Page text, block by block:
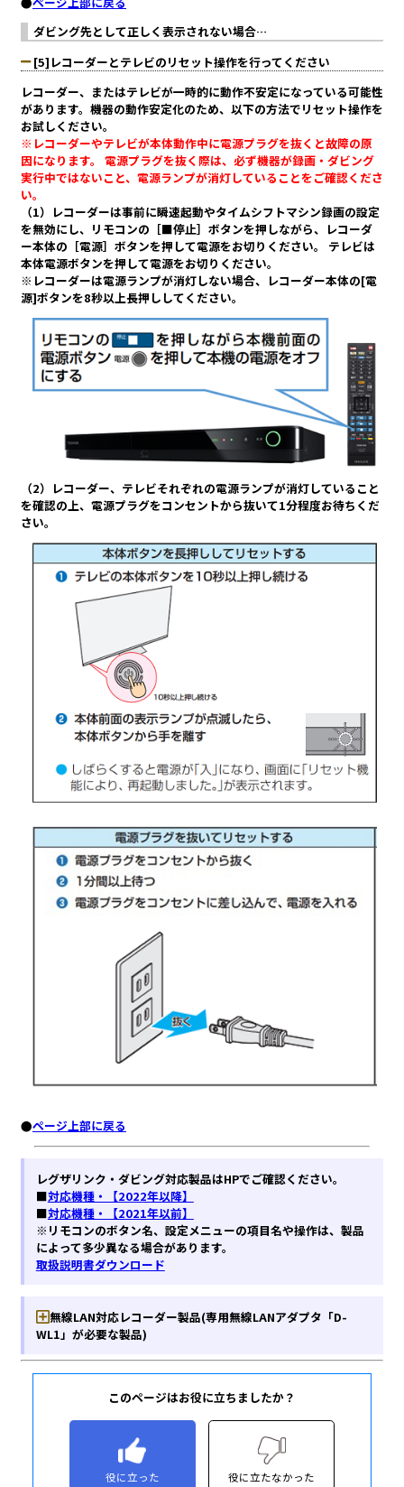
このページはお役に立ちましたか？
役に立った 役に立たなかった